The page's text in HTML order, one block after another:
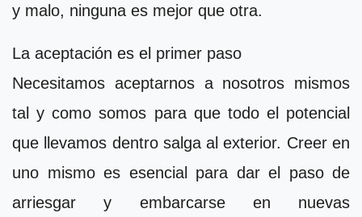
y malo, ninguna es mejor que otra.
La aceptación es el primer paso
Necesitamos aceptarnos a nosotros mismos
tal y como somos para que todo el potencial
que llevamos dentro salga al exterior. Creer en
uno mismo es esencial para dar el paso de
arriesgar y embarcarse en nuevas